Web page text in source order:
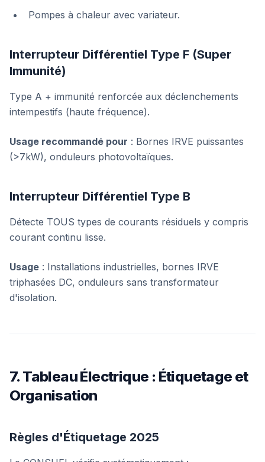
Pompes à chaleur avec variateur.
Interrupteur Différentiel Type F (Super
Immunité)
Type A + immunité renforcée aux déclenchements
intempestifs (haute fréquence).
Usage recommandé pour : Bornes IRVE puissantes
(>7kW), onduleurs photovoltaïques.
Interrupteur Différentiel Type B
Détecte TOUS types de courants résiduels y compris
courant continu lisse.
Usage : Installations industrielles, bornes IRVE
triphasées DC, onduleurs sans transformateur
d'isolation.
7. Tableau Électrique : Étiquetage et
Organisation
Règles d'Étiquetage 2025